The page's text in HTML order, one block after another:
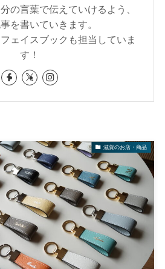
の言葉で伝えていけるよう、
を書いていきます。
ェイスブックも担当していま
す！
滋賀のお店・商品